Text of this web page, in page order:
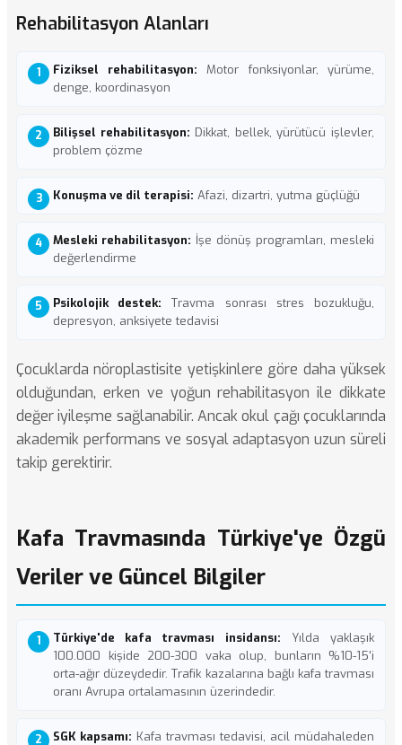
Rehabilitasyon Alanları
Fiziksel rehabilitasyon: Motor fonksiyonlar, yürüme,
denge, koordinasyon
Bilişsel rehabilitasyon: Dikkat, bellek, yürütücü işlevler,
problem çözme
Konuşma ve dil terapisi: Afazi, dizartri, yutma güçlüğü
Mesleki rehabilitasyon: İşe dönüş programları, mesleki
değerlendirme
Psikolojik destek: Travma sonrası stres bozukluğu,
depresyon, anksiyete tedavisi
Çocuklarda nöroplastisite yetişkinlere göre daha yüksek
olduğundan, erken ve yoğun rehabilitasyon ile dikkate
değer iyileşme sağlanabilir. Ancak okul çağı çocuklarında
akademik performans ve sosyal adaptasyon uzun süreli
takip gerektirir.
Kafa Travmasında Türkiye'ye Özgü
Veriler ve Güncel Bilgiler
Türkiye'de kafa travması insidansı: Yılda yaklaşık
100.000 kişide 200-300 vaka olup, bunların %10-15'i
orta-ağır düzeydedir. Trafik kazalarına bağlı kafa travması
oranı Avrupa ortalamasının üzerindedir.
SGK kapsamı: Kafa travması tedavisi, acil müdahaleden